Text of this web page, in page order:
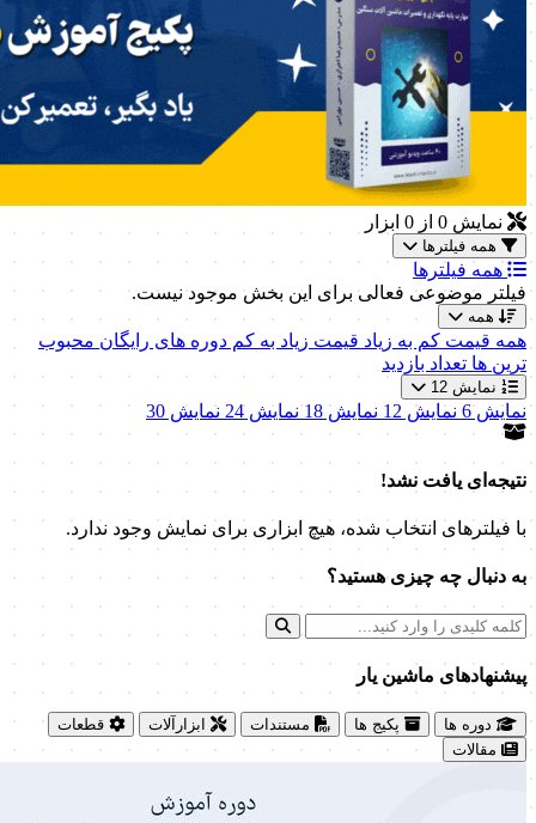
نمایش 0 از 0 ابزار
همه فیلترها
همه فیلترها
فیلتر موضوعی فعالی برای این بخش موجود نیست.
همه
همه قیمت کم به زیاد قیمت زیاد به کم دوره های رایگان محبوب
ترین ها تعداد بازدید
نمایش 12
نمایش 6 نمایش 12 نمایش 18 نمایش 24 نمایش 30
نتیجه‌ای یافت نشد!
با فیلترهای انتخاب شده، هیچ ابزاری برای نمایش وجود ندارد.
به دنبال چه چیزی هستید؟
پیشنهاد‌های ماشین یار
دوره ها پکیج ها مستندات ابزارآلات
قطعات
مقالات